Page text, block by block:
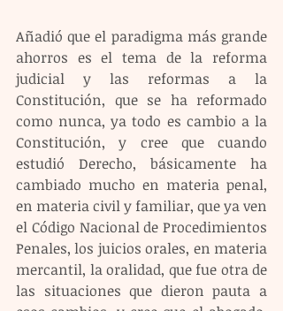
Añadió que el paradigma más grande
ahorros es el tema de la reforma
judicial y las reformas a la
Constitución, que se ha reformado
como nunca, ya todo es cambio a la
Constitución, y cree que cuando
estudió Derecho, básicamente ha
cambiado mucho en materia penal,
en materia civil y familiar, que ya ven
el Código Nacional de Procedimientos
Penales, los juicios orales, en materia
mercantil, la oralidad, que fue otra de
las situaciones que dieron pauta a